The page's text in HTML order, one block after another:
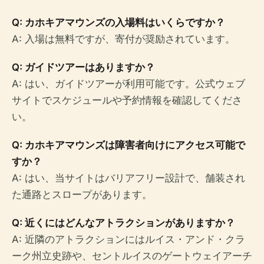
Q: カホキアマウンズの入場料はいくらですか？
A: 入場は無料ですが、寄付が奨励されています。
Q: ガイドツアーはありますか？
A: はい、ガイドツアーが利用可能です。公式ウェブ
サイトでスケジュールや予約情報を確認してくださ
い。
Q: カホキアマウンズは障害者向けにアクセス可能で
すか？
A: はい、当サイトはバリアフリー設計で、舗装され
た通路とスロープがあります。
Q: 近くにはどんなアトラクションがありますか？
A: 近隣のアトラクションにはルイス・アンド・クラ
ーク州立史跡や、セントルイスのゲートウェイアーチ